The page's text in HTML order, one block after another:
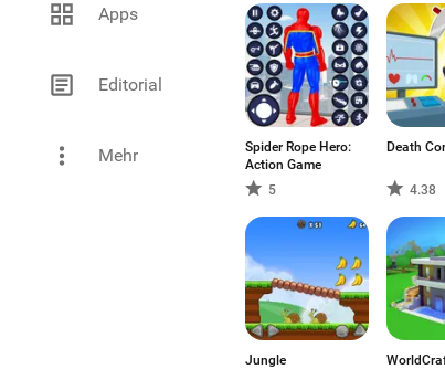
Apps
Editorial
Mehr
Spider Rope Hero:
Action Game
5
Death
4.38
Jungle